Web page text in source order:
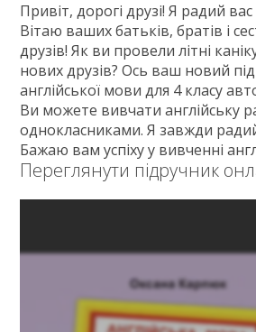
Привіт, дорогі друзі! Я радий
Вітаю ваших батьків, братів і
друзів! Як ви провели літні
нових друзів? Ось ваш новий
англійської мови для 4 класу
Ви можете вивчати англійську
однокласниками. Я завжди
Бажаю вам успіху у вивченні
Переглянути підручник